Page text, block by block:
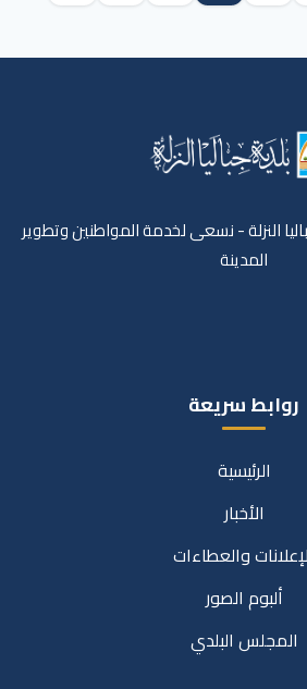
النزلة - نسعى لخدمة المواطنين وتطوير
المدينة
روابط سريعة
الرئيسية
الأخبار
والعطاءات
ألبوم الصور
المجلس البلدي